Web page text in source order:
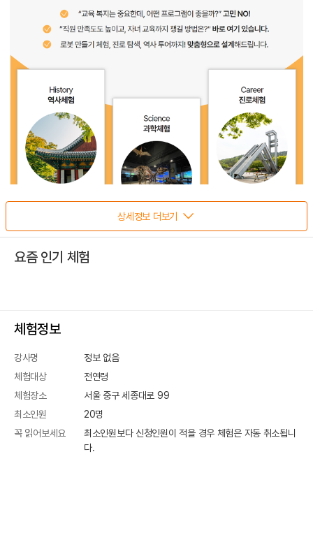
상세정보 더보기
요즘 인기 체험
체험정보
강사명
정보 없음
체험대상
전연령
체험장소
서울 중구 세종대로 99
최소인원
20명
꼭 읽어보세요
최소인원보다 신청인원이 적을 경우 체험은 자동 취소됩니
다.